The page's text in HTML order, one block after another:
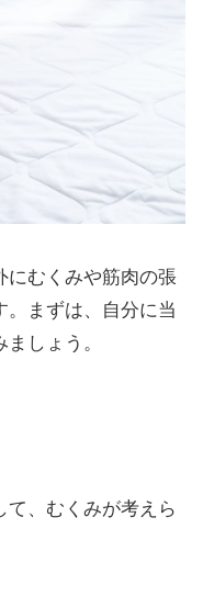
にむくみや筋肉の張
。まずは、自分に当
しょう。
て、むくみが考えら